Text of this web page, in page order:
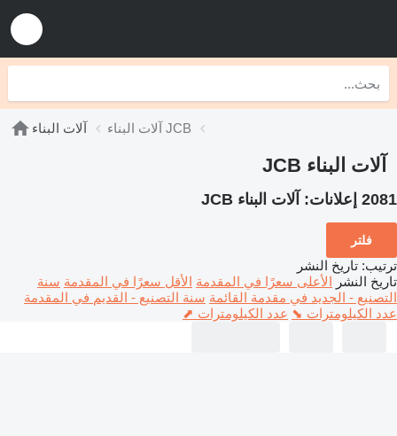
آلات البناء آلات البناء JCB
آلات البناء JCB
2081 إعلانات: آلات البناء JCB
فلتر
ترتيب: تاريخ النشر
تاريخ النشر الأعلى سعرًا في المقدمة الأقل سعرًا في المقدمة سنة
التصنيع - الجديد في مقدمة القائمة سنة التصنيع - القديم في المقدمة
عدد الكيلومترات ⬊ عدد الكيلومترات ⬈